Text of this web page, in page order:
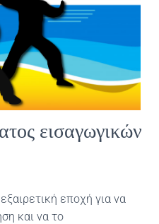
εισαγωγικών
εποχή για να
και να το